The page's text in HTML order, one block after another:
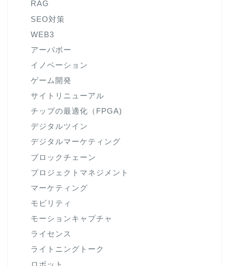
RAG
SEO対策
WEB3
アーパボー
イノベーション
ゲーム開発
サイトリニューアル
チップの最適化（FPGA)
デジタルツイン
デジタルマーケティング
ブロックチェーン
プロジェクトマネジメント
マーケティング
モビリティ
モーションキャプチャ
ライセンス
ライトニングトーク